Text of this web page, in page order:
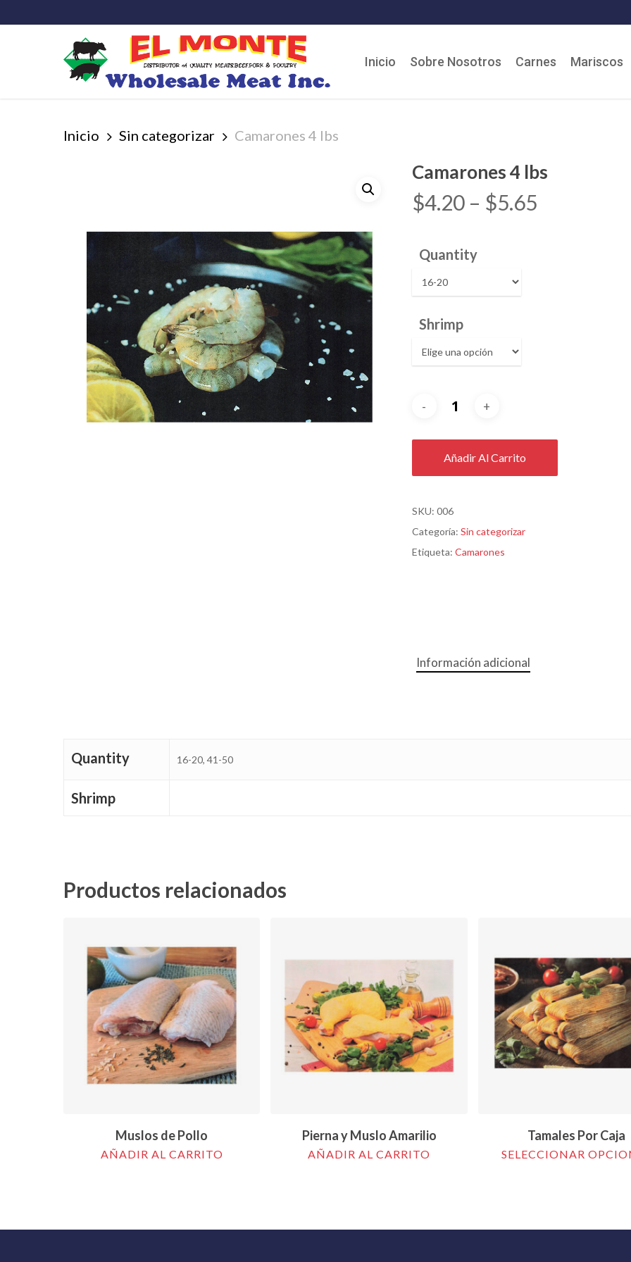
to
Inicio Sobre Nosotros Carnes Mariscos
Inicio Sin categorizar Camarones 4 lbs
Camarones 4 lbs
$4.20– $5.65
Quantity
Shrimp
Añadir Al Carrito
SKU: 006
Categoría: Sin categorizar
Etiqueta: Camarones
Información adicional
Quantity 16-20, 41-50
Shrimp
Productos relacionados
$ 1.37
Muslos de Pollo
AÑADIR AL CARRITO
$7.94
Pierna y Muslo Amarilio
AÑADIR AL CARRITO
$88.00
Tamales Por Caja
SELECCIONAR